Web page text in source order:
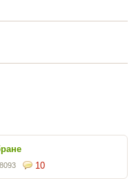
10
8093